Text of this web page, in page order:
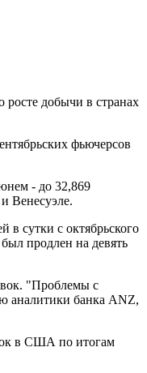
добычи в странах
фьючерсов
- до 32,869
Венесуэле.
сутки с октябрьского
продлен на девять
"Проблемы с
аналитики банка ANZ,
в США по итогам